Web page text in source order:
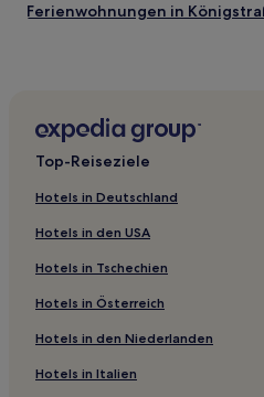
Ferienwohnungen in
Haustierfreundliche in
Hotels mit Parkplatz in
Haustierfreundliche in
Haustierfreundliche nahe SI-
Familien nahe SI-Centrum
Hotels mit Pool nahe SI-
Lgbtqia-Freundliche nahe SI-
Hotels mit Parkplatz in
Top-Reiseziele
Hotels in Deutschland
Hotels in den USA
Hotels in Tschechien
Hotels in Österreich
Hotels in den Niederlanden
Hotels in Italien